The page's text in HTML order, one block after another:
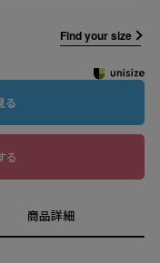
Find your size
る
る
商品詳細